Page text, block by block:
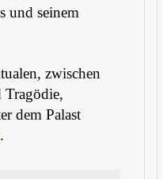
und seinem
zwischen
Tragödie,
dem Palast